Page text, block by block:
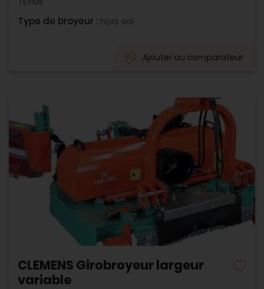
Type de broyeur : hors sol
Ajouter au comparateur
CLEMENS Girobroyeur largeur
variable